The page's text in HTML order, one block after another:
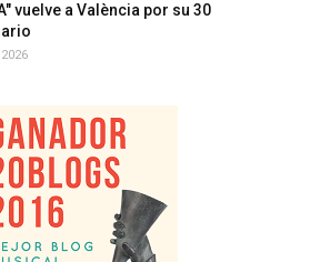
vuelve a València por su 30